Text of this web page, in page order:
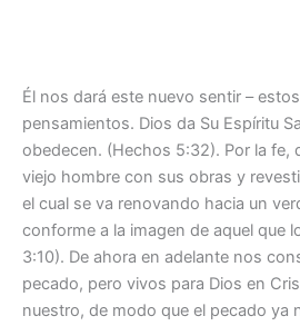
Él nos dará este nuevo sentir –
pensamientos. Dios da Su Espíritu
obedecen. (Hechos 5:32). Por la fe,
viejo hombre con sus obras y
el cual se va renovando hacia un
conforme a la imagen de aquel que
3:10). De ahora en adelante nos
pecado, pero vivos para Dios en
nuestro, de modo que el pecado ya